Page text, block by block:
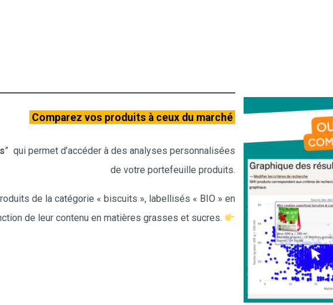
Comparez vos produits à ceux du marché
” qui permet d’accéder à des analyses personnalisées
de votre portefeuille produits.
de la catégorie « biscuits », labellisés « BIO » en
de leur contenu en matières grasses et sucres.